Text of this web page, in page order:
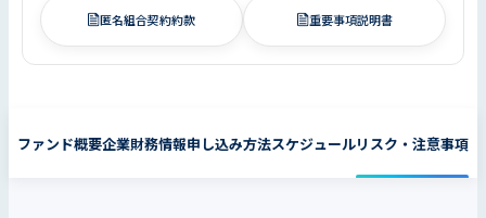
匿名組合契約約款 重要事項説明書
ファンド概要企業財務情報申し込み方法スケジュールリスク・注意事項